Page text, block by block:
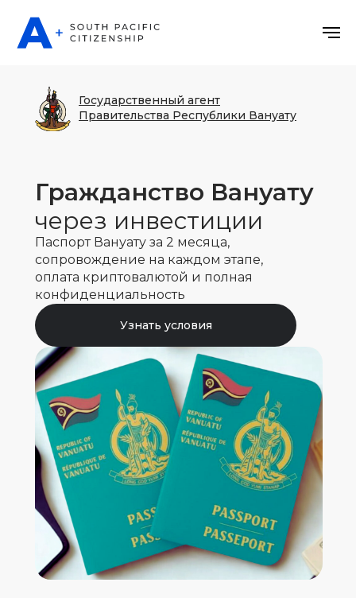
Гражданство Вануату
через инвестиции
Узнать условия
Паспорт Вануату за 2 месяца,
сопровождение на каждом этапе,
оплата криптовалютой и полная
конфиденциальность
Государственный агент
Правительства Республики Вануату